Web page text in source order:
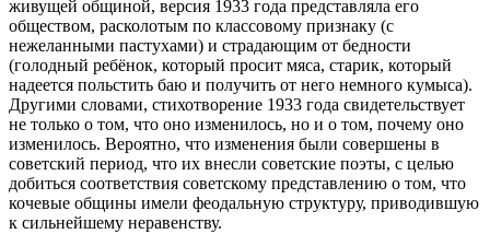
живущей общиной, версия 1933 года представляла его
обществом, расколотым по классовому признаку (с
нежеланными пастухами) и страдающим от бедности
(голодный ребёнок, который просит мяса, старик, который
надеется польстить баю и получить от него немного кумыса).
Другими словами, стихотворение 1933 года свидетельствует
не только о том, что оно изменилось, но и о том, почему оно
изменилось. Вероятно, что изменения были совершены в
советский период, что их внесли советские поэты, с целью
добиться соответствия советскому представлению о том, что
кочевые общины имели феодальную структуру, приводившую
к сильнейшему неравенству.